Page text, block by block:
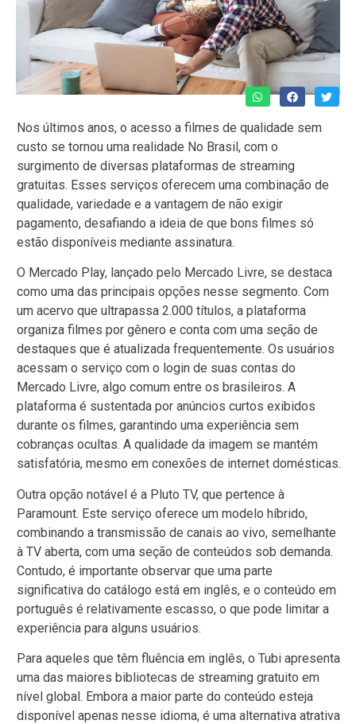
Nos últimos anos, o acesso a filmes de qualidade sem
custo se tornou uma realidade No Brasil, com o
surgimento de diversas plataformas de streaming
gratuitas. Esses serviços oferecem uma combinação de
qualidade, variedade e a vantagem de não exigir
pagamento, desafiando a ideia de que bons filmes só
estão disponíveis mediante assinatura.
O Mercado Play, lançado pelo Mercado Livre, se destaca
como uma das principais opções nesse segmento. Com
um acervo que ultrapassa 2.000 títulos, a plataforma
organiza filmes por gênero e conta com uma seção de
destaques que é atualizada frequentemente. Os usuários
acessam o serviço com o login de suas contas do
Mercado Livre, algo comum entre os brasileiros. A
plataforma é sustentada por anúncios curtos exibidos
durante os filmes, garantindo uma experiência sem
cobranças ocultas. A qualidade da imagem se mantém
satisfatória, mesmo em conexões de internet domésticas.
Outra opção notável é a Pluto TV, que pertence à
Paramount. Este serviço oferece um modelo híbrido,
combinando a transmissão de canais ao vivo, semelhante
à TV aberta, com uma seção de conteúdos sob demanda.
Contudo, é importante observar que uma parte
significativa do catálogo está em inglês, e o conteúdo em
português é relativamente escasso, o que pode limitar a
experiência para alguns usuários.
Para aqueles que têm fluência em inglês, o Tubi apresenta
uma das maiores bibliotecas de streaming gratuito em
nível global. Embora a maior parte do conteúdo esteja
disponível apenas nesse idioma, é uma alternativa atrativa